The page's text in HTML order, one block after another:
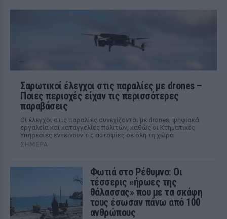
Σαρωτικοί έλεγχοι στις παραλίες με drones –
Ποιες περιοχές είχαν τις περισσότερες
παραβάσεις
Οι έλεγχοι στις παραλίες συνεχίζονται με drones, ψηφιακά
εργαλεία και καταγγελίες πολιτών, καθώς οι Κτηματικές
Υπηρεσίες εντείνουν τις αυτοψίες σε όλη τη χώρα
ΣΉΜΕΡΑ
Φωτιά στο Ρέθυμνο: Οι
τέσσερις «ήρωες της
θάλασσας» που με τα σκάφη
τους έσωσαν πάνω από 100
ανθρώπους